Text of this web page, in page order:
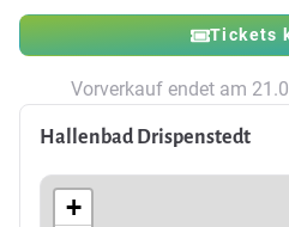
Tickets
Vorverkauf endet am
Hallenbad Drispenstedt
+